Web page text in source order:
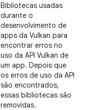
Bibliotecas usadas
durante o
desenvolvimento de
apps da Vulkan para
encontrar erros no
uso da API Vulkan de
um app. Depois que
os erros de uso da API
são encontrados,
essas bibliotecas são
removidas.